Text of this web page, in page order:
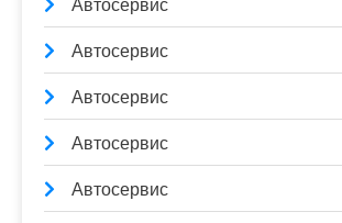
Автосервис
Автосервис
Автосервис
Автосервис
Автосервис